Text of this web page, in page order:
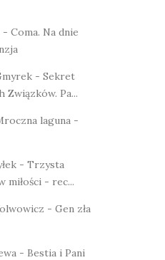
Coma. Na dnie
- Sekret
Związków. Pa...
laguna -
- Trzysta
miłości - rec...
- Gen zła
- Bestia i Pani